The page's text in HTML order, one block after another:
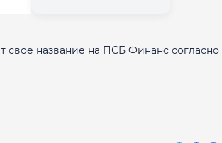
название на ПСБ Финанс согласно